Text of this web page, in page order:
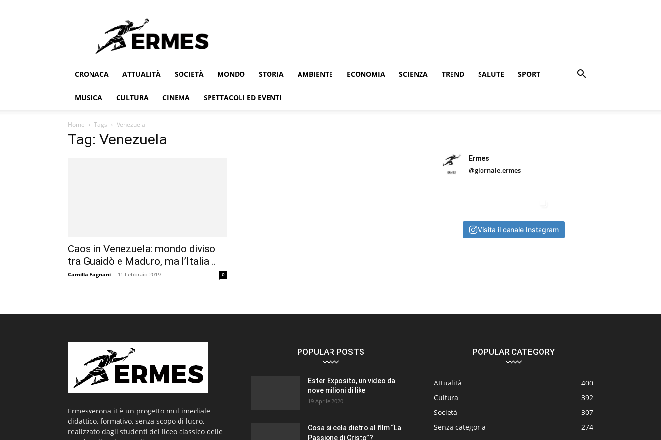
CRONACA ATTUALITÀ SOCIETÀ MONDO STORIA AMBIENTE ECONOMIA SCIENZA TREND SALUTE SPORT
MUSICA CULTURA CINEMA SPETTACOLI ED EVENTI
Home Tags Venezuela
Tag: Venezuela
Caos in Venezuela: mondo diviso
tra Guaidò e Maduro, ma l’Italia...
Camilla Fagnani - 11 Febbraio 2019 0
Ermes
@giornale.ermes
Visita il canale Instagram
Ermesverona.it è un progetto multimediale
didattico, formativo, senza scopo di lucro,
realizzato dagli studenti del liceo classico delle
POPULAR POSTS
Ester Exposito, un video da
nove milioni di like
19 Aprile 2020
Cosa si cela dietro al film “La
Passione di Cristo”?
POPULAR CATEGORY
Attualità
400
Cultura
392
Società
307
Senza categoria
274